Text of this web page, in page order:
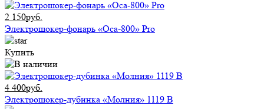
2 150руб.
Электрошокер-фонарь «Оса-800» Pro
Купить
4 400руб.
Электрошокер-дубинка «Молния» 1119 В